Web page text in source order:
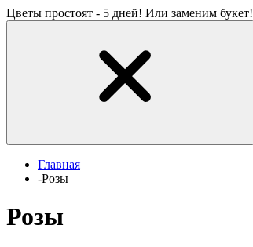
Цветы простоят - 5 дней! Или заменим букет!
Главная
-Розы
Розы